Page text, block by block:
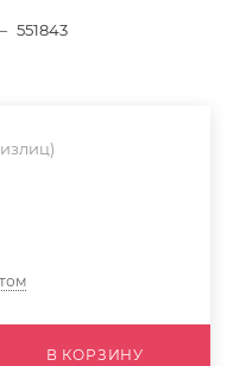
551843
В КОРЗИНУ